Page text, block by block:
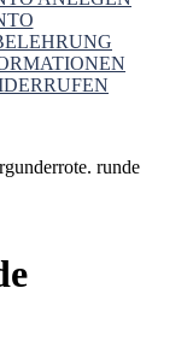
runde